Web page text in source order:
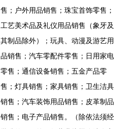
售；户外用品销售；珠宝首饰零售；
工艺美术品及礼仪用品销售（象牙及
其制品除外）；玩具、动漫及游艺用
品销售；汽车零配件零售；日用家电
零售；通信设备销售；五金产品零
售；灯具销售；家具销售；卫生洁具
销售；汽车装饰用品销售；皮革制品
销售；电子产品销售。（除依法须经